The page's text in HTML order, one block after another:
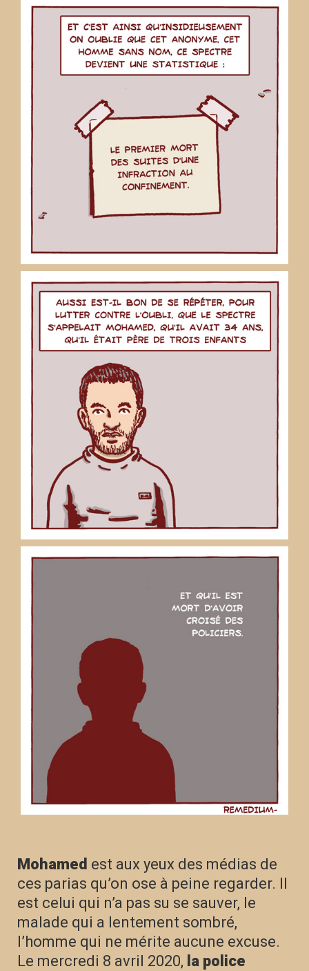
Mohamed est aux yeux des médias de
ces parias qu’on ose à peine regarder. Il
est celui qui n’a pas su se sauver, le
malade qui a lentement sombré,
l’homme qui ne mérite aucune excuse.
Le mercredi 8 avril 2020, la police